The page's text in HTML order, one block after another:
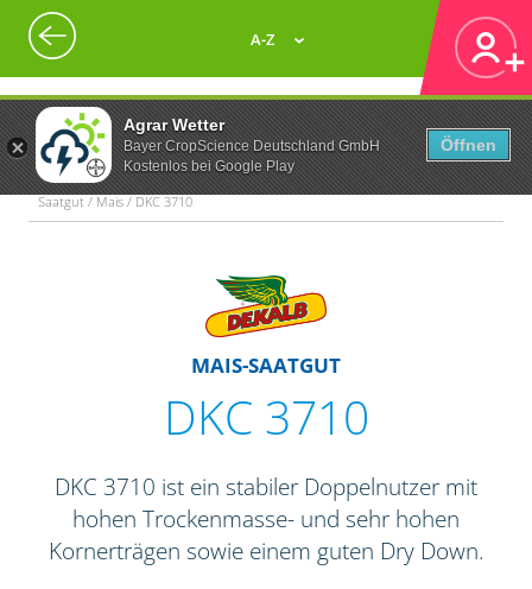
Agrar Wetter
Bayer CropScience Deutschland GmbH
Kostenlos bei Google Play
Öffnen
A-Z
Saatgut / Mais / DKC 3710
MAIS-SAATGUT
DKC 3710
DKC 3710 ist ein stabiler Doppelnutzer mit
hohen Trockenmasse- und sehr hohen
Kornerträgen sowie einem guten Dry Down.